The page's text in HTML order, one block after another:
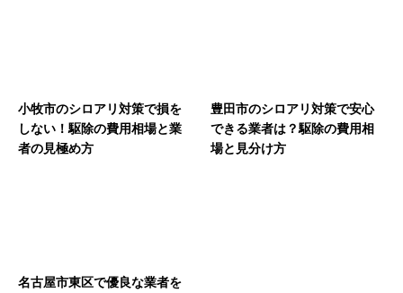
小牧市のシロアリ対策で損を
しない！駆除の費用相場と業
者の見極め方
豊田市のシロアリ対策で安心
できる業者は？駆除の費用相
場と見分け方
名古屋市東区で優良な業者を